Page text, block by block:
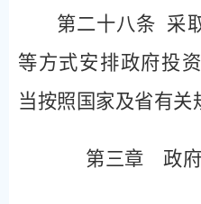
第二十八条 采
等方式安排政府投
当按照国家及省有关
第三章 政府